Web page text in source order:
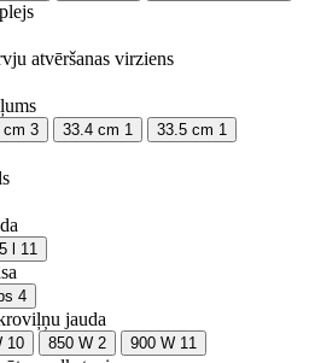
atvēršanas virziens
cm 3 33.4 cm 1 33.5 cm 1
l 11
4
jauda
10 850 W 2 900 W 11